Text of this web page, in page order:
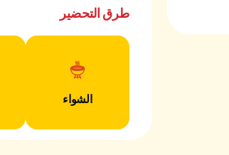
طرق التحضير
الشواء